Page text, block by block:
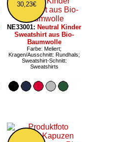
30,23€
NE33001: Neutral Kinder
Sweatshirt aus Bio-
Baumwolle
Farbe: Meliert;
Kragen/Ausschnitt: Rundhals;
Sweatshirt-Schnitt:
Sweatshirts